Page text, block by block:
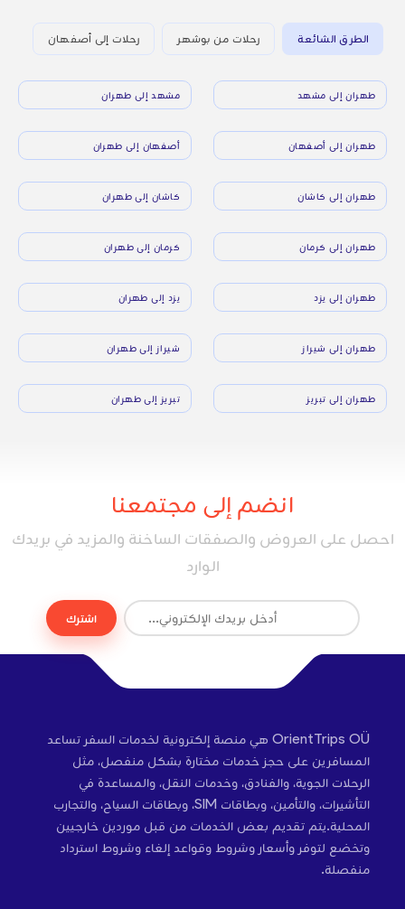
الطرق الشائعة رحلات من بوشهر رحلات إلى أصفهان
طهران إلى مشهد مشهد إلى طهران
طهران إلى أصفهان أصفهان إلى طهران
طهران إلى كاشان كاشان إلى طهران
طهران إلى كرمان كرمان إلى طهران
طهران إلى يزد يزد إلى طهران
طهران إلى شيراز شيراز إلى طهران
طهران إلى تبريز تبريز إلى طهران
انضم إلى مجتمعنا
احصل على العروض والصفقات الساخنة والمزيد في بريدك
الوارد
اشترك
OrientTrips OÜ هي منصة إلكترونية لخدمات السفر تساعد
المسافرين على حجز خدمات مختارة بشكل منفصل، مثل
الرحلات الجوية، والفنادق، وخدمات النقل، والمساعدة في
التأشيرات، والتأمين، وبطاقات SIM، وبطاقات السياح، والتجارب
المحلية.يتم تقديم بعض الخدمات من قبل موردين خارجيين
وتخضع لتوفر وأسعار وشروط وقواعد إلغاء وشروط استرداد
منفصلة.